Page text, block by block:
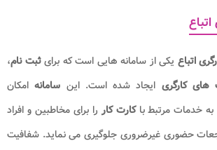
اتباع یکی از سامانه هایی است که برایثبت نام،
های کارگری ایجاد شده است. این سامانهامکان
خدمات مرتبط باکارت کاررا برای مخاطبین و افراد
حضوری غیرضروری جلوگیری می نماید. شفافیت